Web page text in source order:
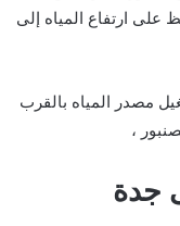
على ارتفاع المياه إلى
مصدر المياه بالقرب
،
جدة